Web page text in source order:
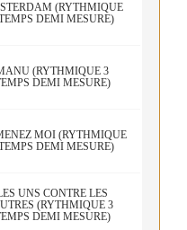
(RYTHMIQUE
DEMI MESURE)
(RYTHMIQUE 3
DEMI MESURE)
MOI (RYTHMIQUE
DEMI MESURE)
UNS CONTRE LES
(RYTHMIQUE 3
DEMI MESURE)